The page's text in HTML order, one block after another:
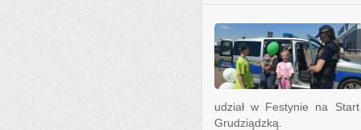
udział w Festynie na
Grudziądzką.